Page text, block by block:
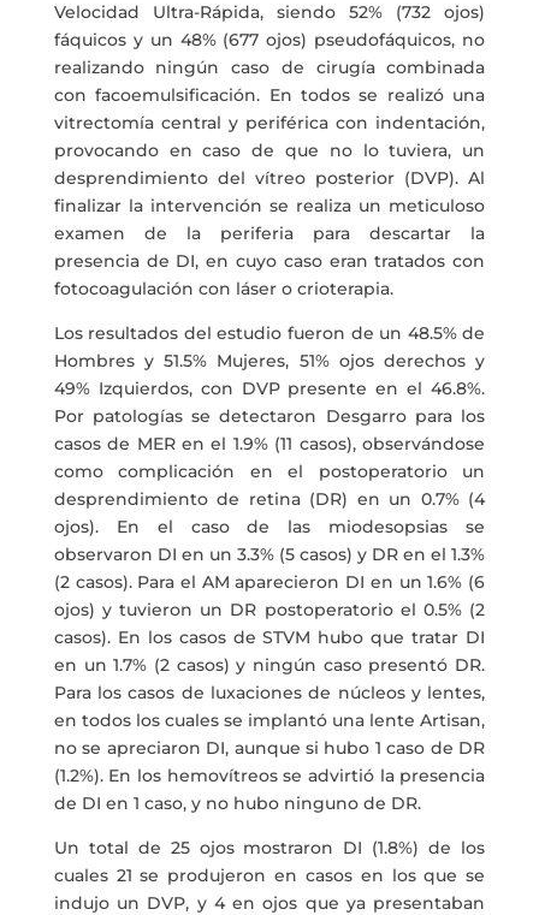
Velocidad Ultra-Rápida, siendo 52% (732 ojos)
fáquicos y un 48% (677 ojos) pseudofáquicos, no
realizando ningún caso de cirugía combinada
con facoemulsificación. En todos se realizó una
vitrectomía central y periférica con indentación,
provocando en caso de que no lo tuviera, un
desprendimiento del vítreo posterior (DVP). Al
finalizar la intervención se realiza un meticuloso
examen de la periferia para descartar la
presencia de DI, en cuyo caso eran tratados con
fotocoagulación con láser o crioterapia.
Los resultados del estudio fueron de un 48.5% de
Hombres y 51.5% Mujeres, 51% ojos derechos y
49% Izquierdos, con DVP presente en el 46.8%.
Por patologías se detectaron Desgarro para los
casos de MER en el 1.9% (11 casos), observándose
como complicación en el postoperatorio un
desprendimiento de retina (DR) en un 0.7% (4
ojos). En el caso de las miodesopsias se
observaron DI en un 3.3% (5 casos) y DR en el 1.3%
(2 casos). Para el AM aparecieron DI en un 1.6% (6
ojos) y tuvieron un DR postoperatorio el 0.5% (2
casos). En los casos de STVM hubo que tratar DI
en un 1.7% (2 casos) y ningún caso presentó DR.
Para los casos de luxaciones de núcleos y lentes,
en todos los cuales se implantó una lente Artisan,
no se apreciaron DI, aunque si hubo 1 caso de DR
(1.2%). En los hemovítreos se advirtió la presencia
de DI en 1 caso, y no hubo ninguno de DR.
Un total de 25 ojos mostraron DI (1.8%) de los
cuales 21 se produjeron en casos en los que se
indujo un DVP, y 4 en ojos que ya presentaban